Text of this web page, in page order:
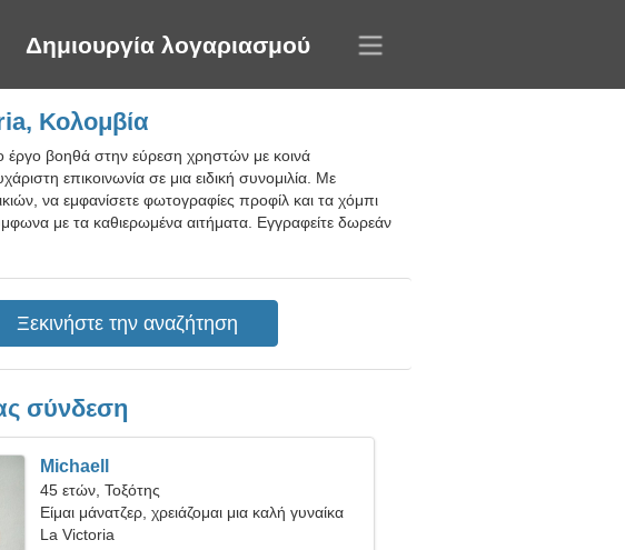
Δημιουργία λογαριασμού
Κολομβία
έργο βοηθά στην εύρεση χρηστών με κοινά
επικοινωνία σε μια ειδική συνομιλία. Με
να εμφανίσετε φωτογραφίες προφίλ και τα χόμπι
με τα καθιερωμένα αιτήματα. Εγγραφείτε δωρεάν
σύνδεση
Michaell
45 ετών, Τοξότης
Είμαι μάνατζερ, χρειάζομαι μια καλή γυναίκα
La Victoria